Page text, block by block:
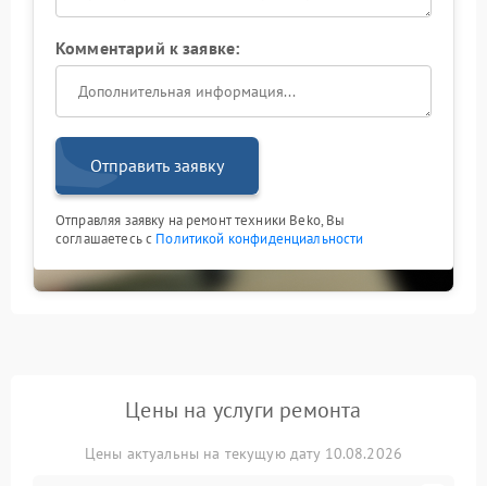
Комментарий к заявке:
Отправить заявку
Отправляя заявку на ремонт техники Beko, Вы
соглашаетесь с Политикой конфиденциальности
Цены на услуги ремонта
Цены актуальны на текущую дату 10.08.2026